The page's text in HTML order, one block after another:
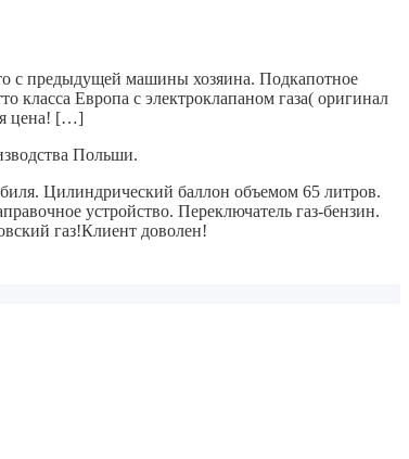
с предыдущей машины хозяина. Подкапотное
класса Европа с электроклапаном газа( оригинал
цена! […]
Польши.
Цилиндрический баллон объемом 65 литров.
устройство. Переключатель газ-бензин.
газ!Клиент доволен!